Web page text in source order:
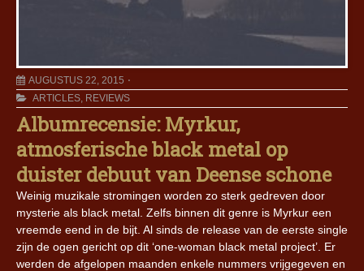
AUGUSTUS 22, 2015
ARTICLES REVIEWS
Albumrecensie: Myrkur,
atmosferische black metal op
duister debuut van Deense schone
Weinig muzikale stromingen worden zo sterk gedreven door
mysterie als black metal. Zelfs binnen dit genre is Myrkur een
vreemde eend in de bijt. Al sinds de release van de eerste single
zijn de ogen gericht op dit ‘one-woman black metal project’. Er
werden de afgelopen maanden enkele nummers vrijgegeven en